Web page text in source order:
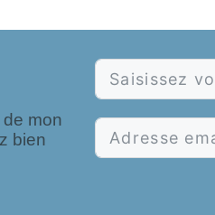
mon
bien